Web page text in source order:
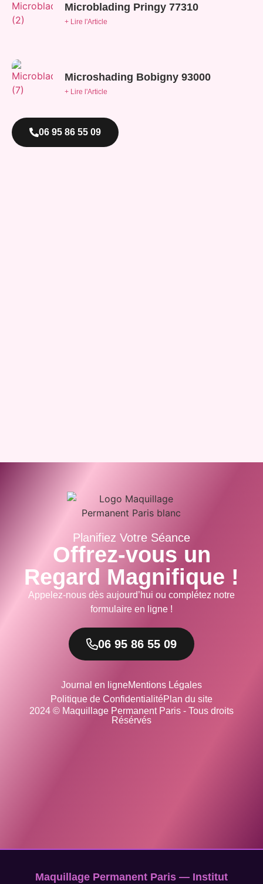
Microblading Pringy 77310
+ Lire l'Article
Microshading Bobigny 93000
+ Lire l'Article
06 95 86 55 09
Planifiez Votre Séance
Offrez-vous un
Regard Magnifique !
Appelez-nous dès aujourd’hui ou complétez notre
formulaire en ligne !
06 95 86 55 09
Journal en ligneMentions Légales
Politique de ConfidentialitéPlan du site
2024 © Maquillage Permanent Paris - Tous droits
Résérvés
Maquillage Permanent Paris — Institut